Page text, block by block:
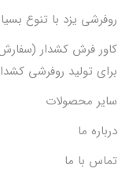
روفرشی یزد با تنوع
کاور فرش کشدار
برای تولید روفرشی
سایر محصولات
درباره ما
تماس با ما